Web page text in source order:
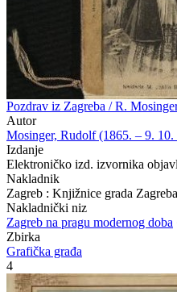
Pozdrav iz Zagreba / R.
Autor
Mosinger, Rudolf (1865. – 9. 10.
Izdanje
Elektroničko izd. izvornika
Nakladnik
Zagreb : Knjižnice grada
Nakladnički niz
Zagreb na pragu modernog doba
Zbirka
Grafička građa
4